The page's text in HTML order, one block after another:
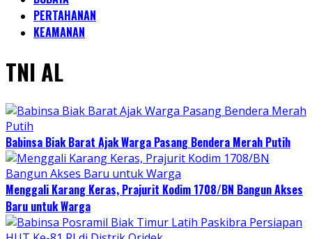
PERTAHANAN
KEAMANAN
TNI AL
Babinsa Biak Barat Ajak Warga Pasang Bendera Merah Putih
Menggali Karang Keras, Prajurit Kodim 1708/BN Bangun Akses
Baru untuk Warga